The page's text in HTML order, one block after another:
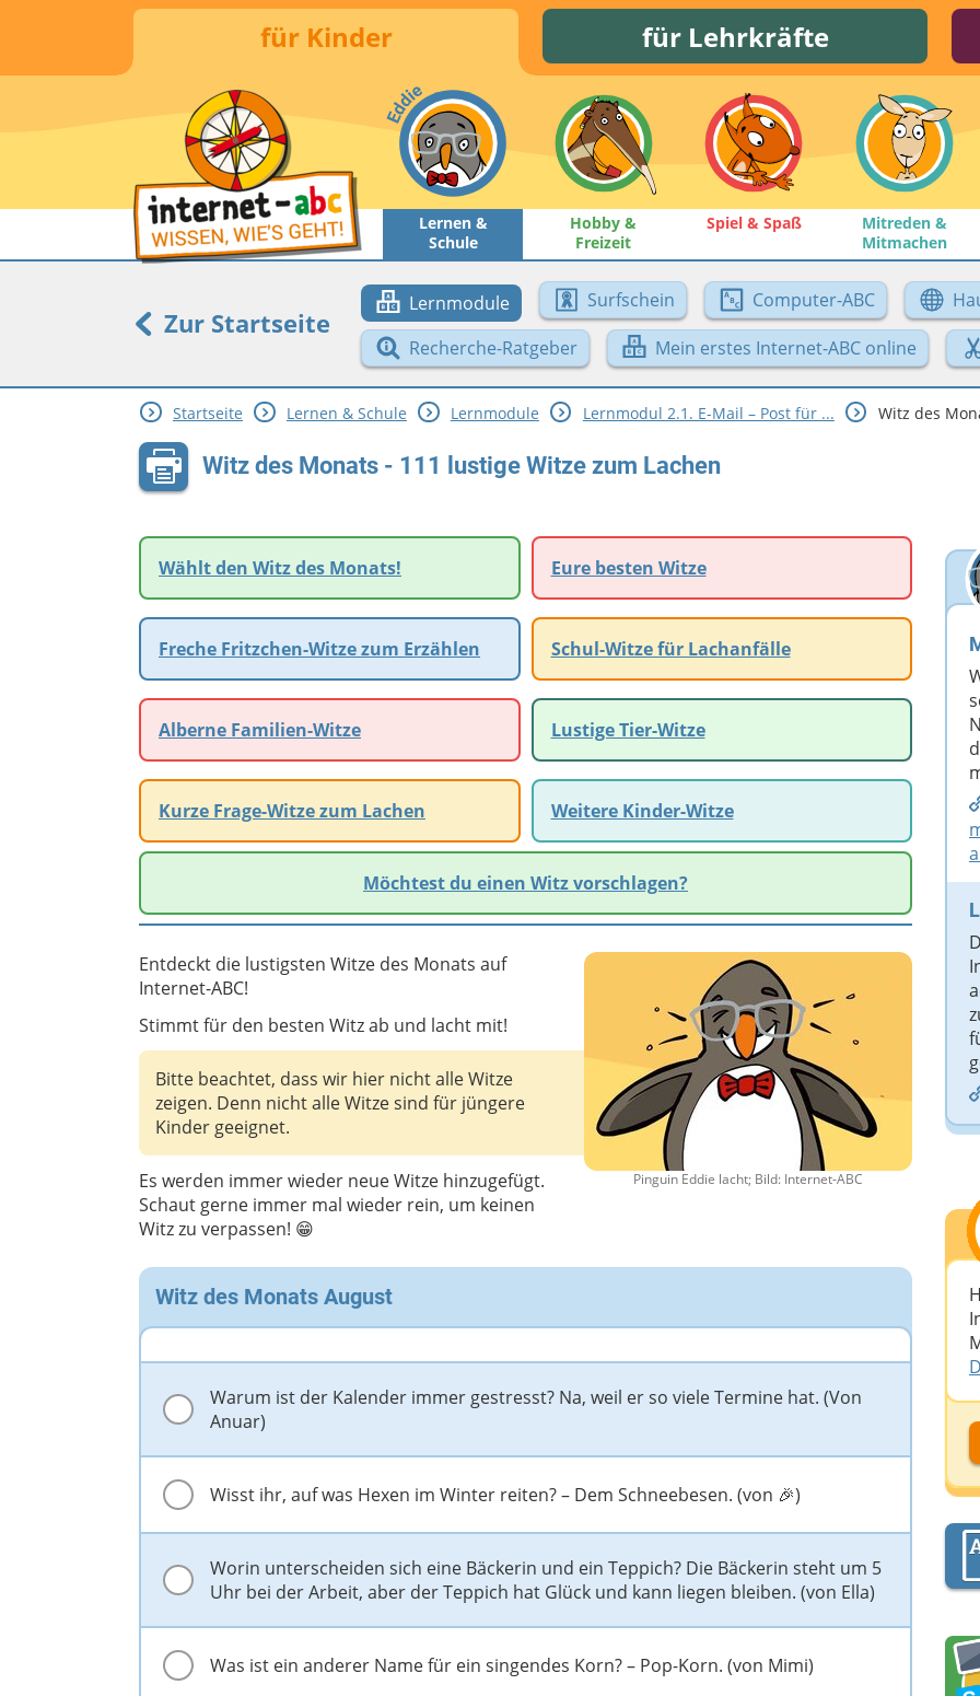
für Kinder für Lehrkräfte
Lernen &
Schule
Hobby &
Freizeit
Spiel & Spaß
Mitreden &
Mitmachen
Zur Startseite
Lernmodule Surfschein Computer-ABC
Recherche-Ratgeber
Mein erstes Internet-ABC online
Startseite Lernen & Schule Lernmodule Lernmodul 2.1. E-Mail – Post für ... Witz des
Witz des Monats - 111 lustige Witze zum Lachen
Wählt den Witz des Monats! Eure besten Witze
Freche Fritzchen-Witze zum Erzählen Schul-Witze für Lachanfälle
Alberne Familien-Witze Lustige Tier-Witze
Kurze Frage-Witze zum Lachen Weitere Kinder-Witze
Möchtest du einen Witz vorschlagen?
Pinguin Eddie lacht; Bild: Internet-ABC
Entdeckt die lustigsten Witze des Monats auf
Internet-ABC!
Stimmt für den besten Witz ab und lacht mit!
Bitte beachtet, dass wir hier nicht alle Witze
zeigen. Denn nicht alle Witze sind für jüngere
Kinder geeignet.
Es werden immer wieder neue Witze hinzugefügt.
Schaut gerne immer mal wieder rein, um keinen
Witz zu verpassen! 😁
Witz des Monats August
Warum ist der Kalender immer gestresst? Na, weil er so viele Termine hat. (Von
Anuar)
Wisst ihr, auf was Hexen im Winter reiten? – Dem Schneebesen. (von 🎉)
Worin unterscheiden sich eine Bäckerin und ein Teppich? Die Bäckerin steht um 5
Uhr bei der Arbeit, aber der Teppich hat Glück und kann liegen bleiben. (von Ella)
Was ist ein anderer Name für ein singendes Korn? – Pop-Korn. (von Mimi)